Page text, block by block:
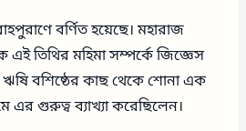
বর্ণিত হয়েছে। মহারাজ
এই তিথির মহিমা সম্পর্কে জিজ্ঞেস
বশিষ্ঠের কাছ থেকে শোনা এক
এর গুরুত্ব ব্যাখ্যা করেছিলেন।